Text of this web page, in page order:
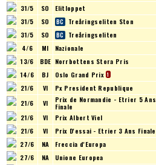
31/5
SO Elitloppet
31/5
SO Treåringseliten Ston
31/5
SO Treåringseliten
4/6
MI Nazionale
13/6
BDE Norrbottens Stora Pris
14/6
BJ Oslo Grand Prix1
21/6
VI Px President Republique
21/6
VI Prix de Normandie - Etrier 5 Ans
Finale
21/6
VI Prix Albert Viel
21/6
VI Prix D'essai - Etrier 3 Ans Finale
27/6
NA Freccia d'Europa
27/6
NA Unione Europea